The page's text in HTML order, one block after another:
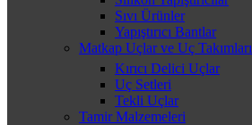
Sıvı Ürünler
Yapıştırıcı Bantlar
Matkap Uçlar ve Uç Takımları
Kırıcı Delici Uçlar
Uç Setleri
Tekli Uçlar
Tamir Malzemeleri